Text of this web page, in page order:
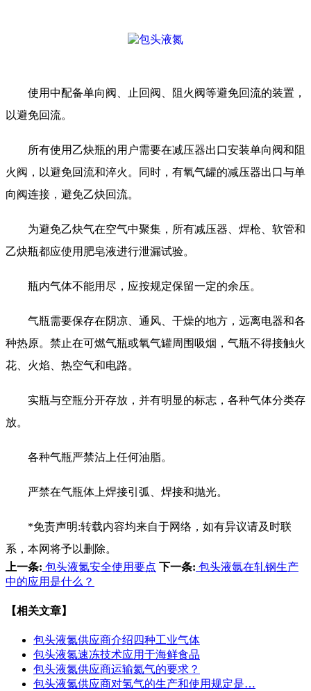
使用中配备单向阀、止回阀、阻火阀等避免回流的装置，
以避免回流。
所有使用乙炔瓶的用户需要在减压器出口安装单向阀和阻
火阀，以避免回流和淬火。同时，有氧气罐的减压器出口与单
向阀连接，避免乙炔回流。
为避免乙炔气在空气中聚集，所有减压器、焊枪、软管和
乙炔瓶都应使用肥皂液进行泄漏试验。
瓶内气体不能用尽，应按规定保留一定的余压。
气瓶需要保存在阴凉、通风、干燥的地方，远离电器和各
种热原。禁止在可燃气瓶或氧气罐周围吸烟，气瓶不得接触火
花、火焰、热空气和电路。
实瓶与空瓶分开存放，并有明显的标志，各种气体分类存
放。
各种气瓶严禁沾上任何油脂。
严禁在气瓶体上焊接引弧、焊接和抛光。
*免责声明:转载内容均来自于网络，如有异议请及时联
系，本网将予以删除。
上一条: 包头液氮安全使用要点 下一条: 包头液氩在轧钢生产
中的应用是什么？
【相关文章】
包头液氮供应商介绍四种工业气体
包头液氮速冻技术应用于海鲜食品
包头液氮供应商运输氦气的要求？
包头液氮供应商对氢气的生产和使用规定是…